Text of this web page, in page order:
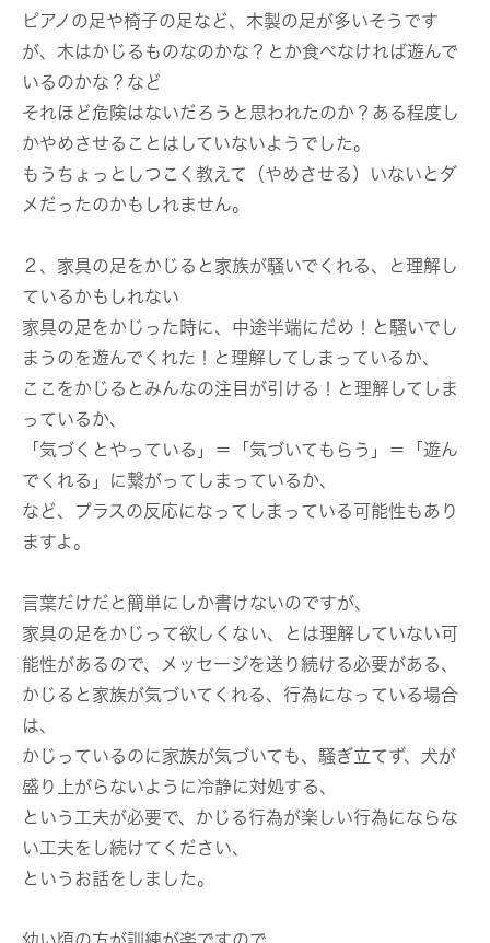
ピアノの足や椅子の足など、木製の足が多いそうです
が、木はかじるものなのかな？とか食べなければ遊んで
いるのかな？など
それほど危険はないだろうと思われたのか？ある程度し
かやめさせることはしていないようでした。
もうちょっとしつこく教えて（やめさせる）いないとダ
メだったのかもしれません。
２、家具の足をかじると家族が騒いでくれる、と理解し
ているかもしれない
家具の足をかじった時に、中途半端にだめ！と騒いでし
まうのを遊んでくれた！と理解してしまっているか、
ここをかじるとみんなの注目が引ける！と理解してしま
っているか、
「気づくとやっている」＝「気づいてもらう」＝「遊ん
でくれる」に繋がってしまっているか、
など、プラスの反応になってしまっている可能性もあり
ますよ。
言葉だけだと簡単にしか書けないのですが、
家具の足をかじって欲しくない、とは理解していない可
能性があるので、メッセージを送り続ける必要がある、
かじると家族が気づいてくれる、行為になっている場合
は、
かじっているのに家族が気づいても、騒ぎ立てず、犬が
盛り上がらないように冷静に対処する、
という工夫が必要で、かじる行為が楽しい行為にならな
い工夫をし続けてください、
というお話をしました。
幼い頃の方が訓練が楽ですので、